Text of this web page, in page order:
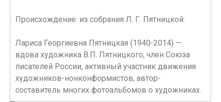
Происхождение: из собрания Л. Г. Пятницкой.
Лариса Георгиевна Пятницкая (1940-2014) —
вдова художника В.П. Пятницкого, член Союза
писателей России, активный участник движения
художников-нонконформистов, автор-
составитель многих фотоальбомов о художниках.